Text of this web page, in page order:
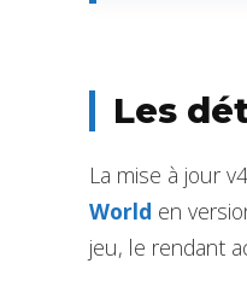
Les
La mise à jour
World en
jeu, le rendant